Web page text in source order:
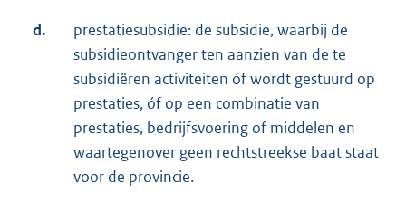
d.
prestatiesubsidie: de subsidie, waarbij de
subsidieontvanger ten aanzien van de te
subsidiëren activiteiten óf wordt gestuurd op
prestaties, óf op een combinatie van
prestaties, bedrijfsvoering of middelen en
waartegenover geen rechtstreekse baat staat
voor de provincie.